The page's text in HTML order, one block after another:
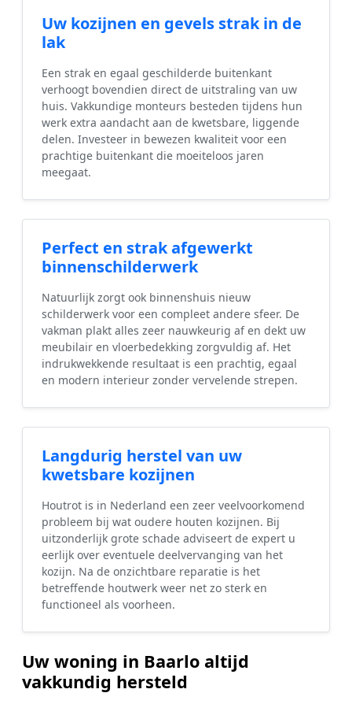
Uw kozijnen en gevels strak in de
lak
Een strak en egaal geschilderde buitenkant
verhoogt bovendien direct de uitstraling van uw
huis. Vakkundige monteurs besteden tijdens hun
werk extra aandacht aan de kwetsbare, liggende
delen. Investeer in bewezen kwaliteit voor een
prachtige buitenkant die moeiteloos jaren
meegaat.
Perfect en strak afgewerkt
binnenschilderwerk
Natuurlijk zorgt ook binnenshuis nieuw
schilderwerk voor een compleet andere sfeer. De
vakman plakt alles zeer nauwkeurig af en dekt uw
meubilair en vloerbedekking zorgvuldig af. Het
indrukwekkende resultaat is een prachtig, egaal
en modern interieur zonder vervelende strepen.
Langdurig herstel van uw
kwetsbare kozijnen
Houtrot is in Nederland een zeer veelvoorkomend
probleem bij wat oudere houten kozijnen. Bij
uitzonderlijk grote schade adviseert de expert u
eerlijk over eventuele deelvervanging van het
kozijn. Na de onzichtbare reparatie is het
betreffende houtwerk weer net zo sterk en
functioneel als voorheen.
Uw woning in Baarlo altijd
vakkundig hersteld